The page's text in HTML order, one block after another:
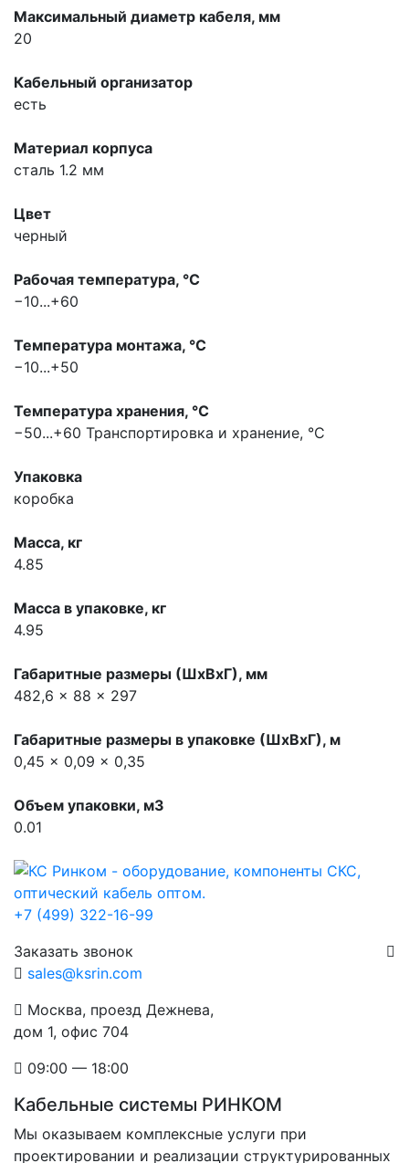
Максимальный диаметр кабеля, мм
20
Кабельный организатор
есть
Материал корпуса
сталь 1.2 мм
Цвет
черный
Рабочая температура, °С
−10...+60
Температура монтажа, °С
−10...+50
Температура хранения, °С
−50...+60 Транспортировка и хранение, °С
Упаковка
коробка
Масса, кг
4.85
Масса в упаковке, кг
4.95
Габаритные размеры (ШхВхГ), мм
482,6 x 88 x 297
Габаритные размеры в упаковке (ШхВхГ), м
0,45 x 0,09 x 0,35
Объем упаковки, м3
0.01
+7 (499) 322-16-99
Заказать звонок
sales@ksrin.com
Москва, проезд Дежнева,
дом 1, офис 704
09:00 — 18:00
Кабельные системы РИНКОМ
Мы оказываем комплексные услуги при
проектировании и реализации структурированных